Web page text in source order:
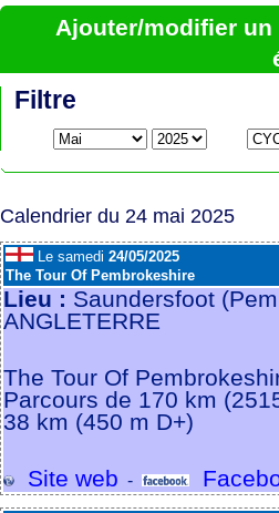
Ajouter/modifier un
Filtre
Calendrier du 24 mai 2025
Le samedi 24/05/2025
The Tour Of Pembrokeshire
Lieu : Saundersfoot
ANGLETERRE
The Tour Of
Parcours de 170 km
38 km (450 m D+)
Site web -